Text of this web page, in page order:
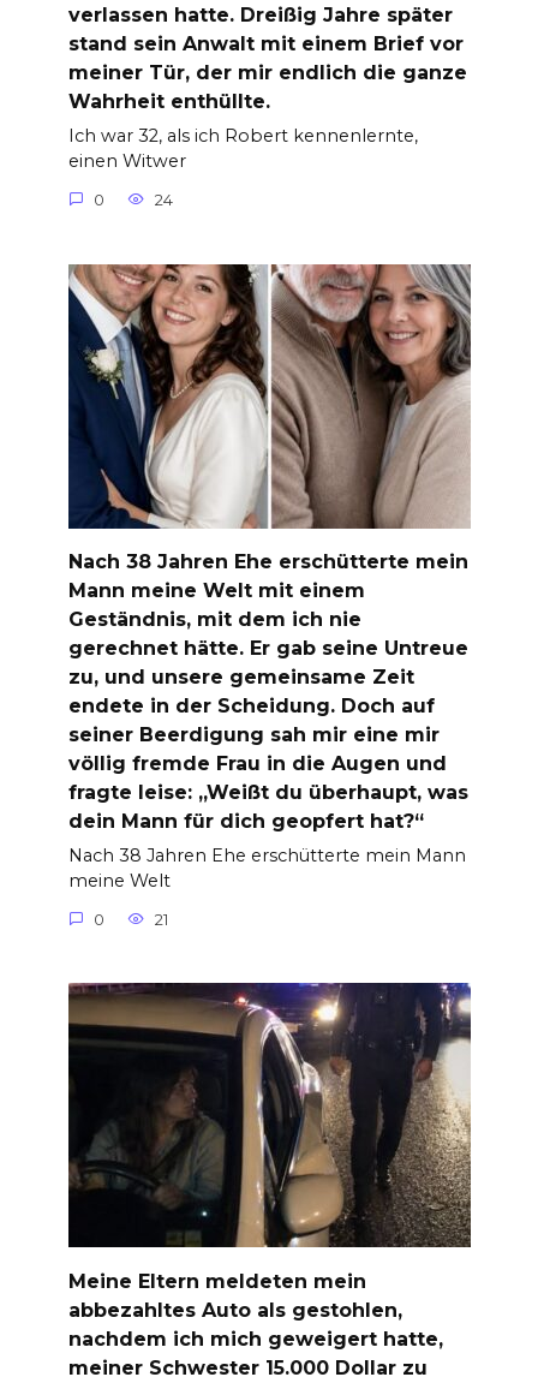
verlassen hatte. Dreißig Jahre später
stand sein Anwalt mit einem Brief vor
meiner Tür, der mir endlich die ganze
Wahrheit enthüllte.
Ich war 32, als ich Robert kennenlernte,
einen Witwer
0 24
Nach 38 Jahren Ehe erschütterte mein
Mann meine Welt mit einem
Geständnis, mit dem ich nie
gerechnet hätte. Er gab seine Untreue
zu, und unsere gemeinsame Zeit
endete in der Scheidung. Doch auf
seiner Beerdigung sah mir eine mir
völlig fremde Frau in die Augen und
fragte leise: „Weißt du überhaupt, was
dein Mann für dich geopfert hat?“
Nach 38 Jahren Ehe erschütterte mein Mann
meine Welt
0 21
Meine Eltern meldeten mein
abbezahltes Auto als gestohlen,
nachdem ich mich geweigert hatte,
meiner Schwester 15.000 Dollar zu